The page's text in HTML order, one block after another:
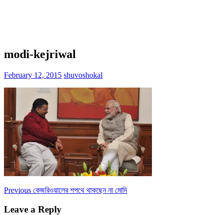
modi-kejriwal
February 12, 2015 shuvoshokal
Post
navigation
Previous Previous
কেজরিওয়ালের শপথে থাকছেন না মোদি
Leave a Reply